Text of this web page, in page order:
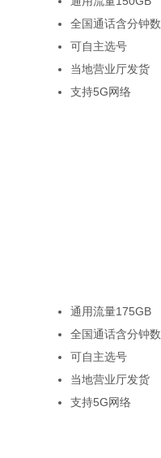
全国通话含分钟数
可自主选号
当地营业厅发货
支持5G网络
通用流量175GB
全国通话含分钟数
可自主选号
当地营业厅发货
支持5G网络